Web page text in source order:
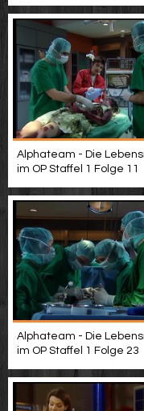
Alphateam - Die
im OP Staffel 1 Folge 11
Alphateam - Die
im OP Staffel 1 Folge 23